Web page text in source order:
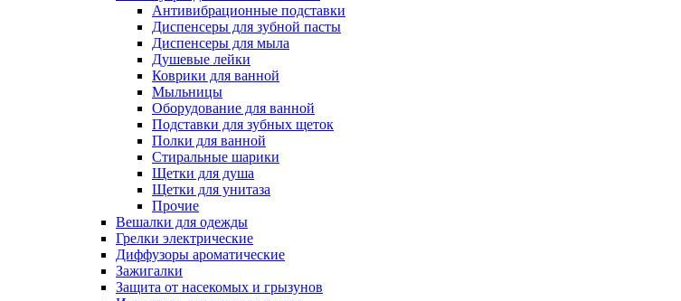
Антивибрационные подставки
Диспенсеры для зубной пасты
Диспенсеры для мыла
Душевые лейки
Коврики для ванной
Мыльницы
Оборудование для ванной
Подставки для зубных щеток
Полки для ванной
Стиральные шарики
Щетки для душа
Щетки для унитаза
Прочие
Вешалки для одежды
Грелки электрические
Диффузоры ароматические
Зажигалки
Защита от насекомых и грызунов